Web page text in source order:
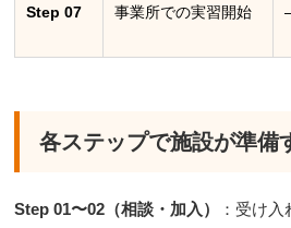
Step 07 事業所での実習開始
各ステップで施設が準備
Step 01〜02（相談・加入）
：受け